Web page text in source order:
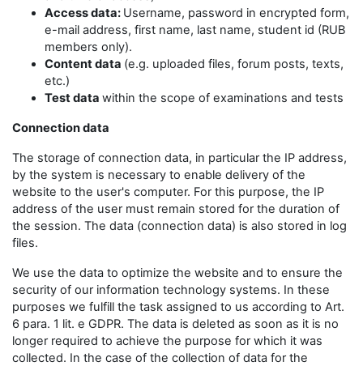
Access data: Username, password in encrypted form,
e-mail address, first name, last name, student id (RUB
members only).
Content data (e.g. uploaded files, forum posts, texts,
etc.)
Test data within the scope of examinations and tests
Connection data
The storage of connection data, in particular the IP address,
by the system is necessary to enable delivery of the
website to the user's computer. For this purpose, the IP
address of the user must remain stored for the duration of
the session. The data (connection data) is also stored in log
files.
We use the data to optimize the website and to ensure the
security of our information technology systems. In these
purposes we fulfill the task assigned to us according to Art.
6 para. 1 lit. e GDPR. The data is deleted as soon as it is no
longer required to achieve the purpose for which it was
collected. In the case of the collection of data for the